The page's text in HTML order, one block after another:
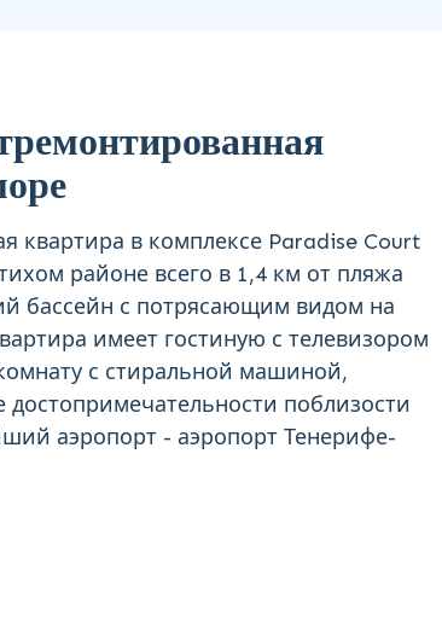
квартира в комплексе Paradise Court
районе всего в 1,4 км от пляжа
бассейн с потрясающим видом на
имеет гостиную с телевизором
с стиральной машиной,
поблизости
аэропорт - аэропорт Тенерифе-